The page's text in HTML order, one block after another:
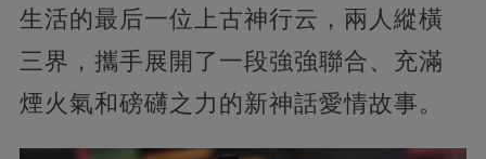
生活的最后一位上古神行云，兩人縱橫
三界，攜手展開了一段強強聯合、充滿
煙火氣和磅礴之力的新神話愛情故事。